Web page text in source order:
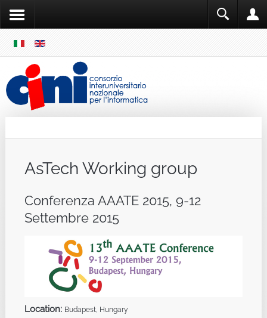
MENU
AsTech Working group
Conferenza AAATE 2015, 9-12
Settembre 2015
Location: Budapest, Hungary